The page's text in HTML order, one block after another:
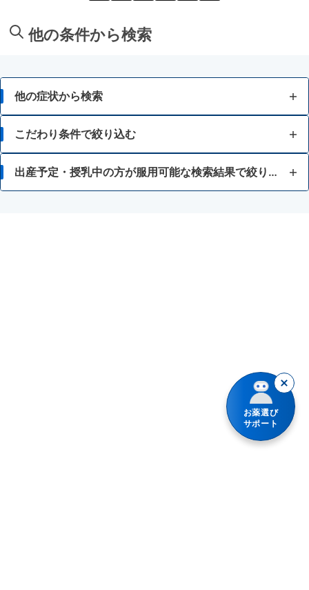
他の条件から検索
他の症状から検索
鼻水
鼻づまり
くしゃみ
こだわり条件で絞り込む
7歳未満 出産予定・授乳中の方が服用可能な検索結果で絞り込む
お薬選び
サポート